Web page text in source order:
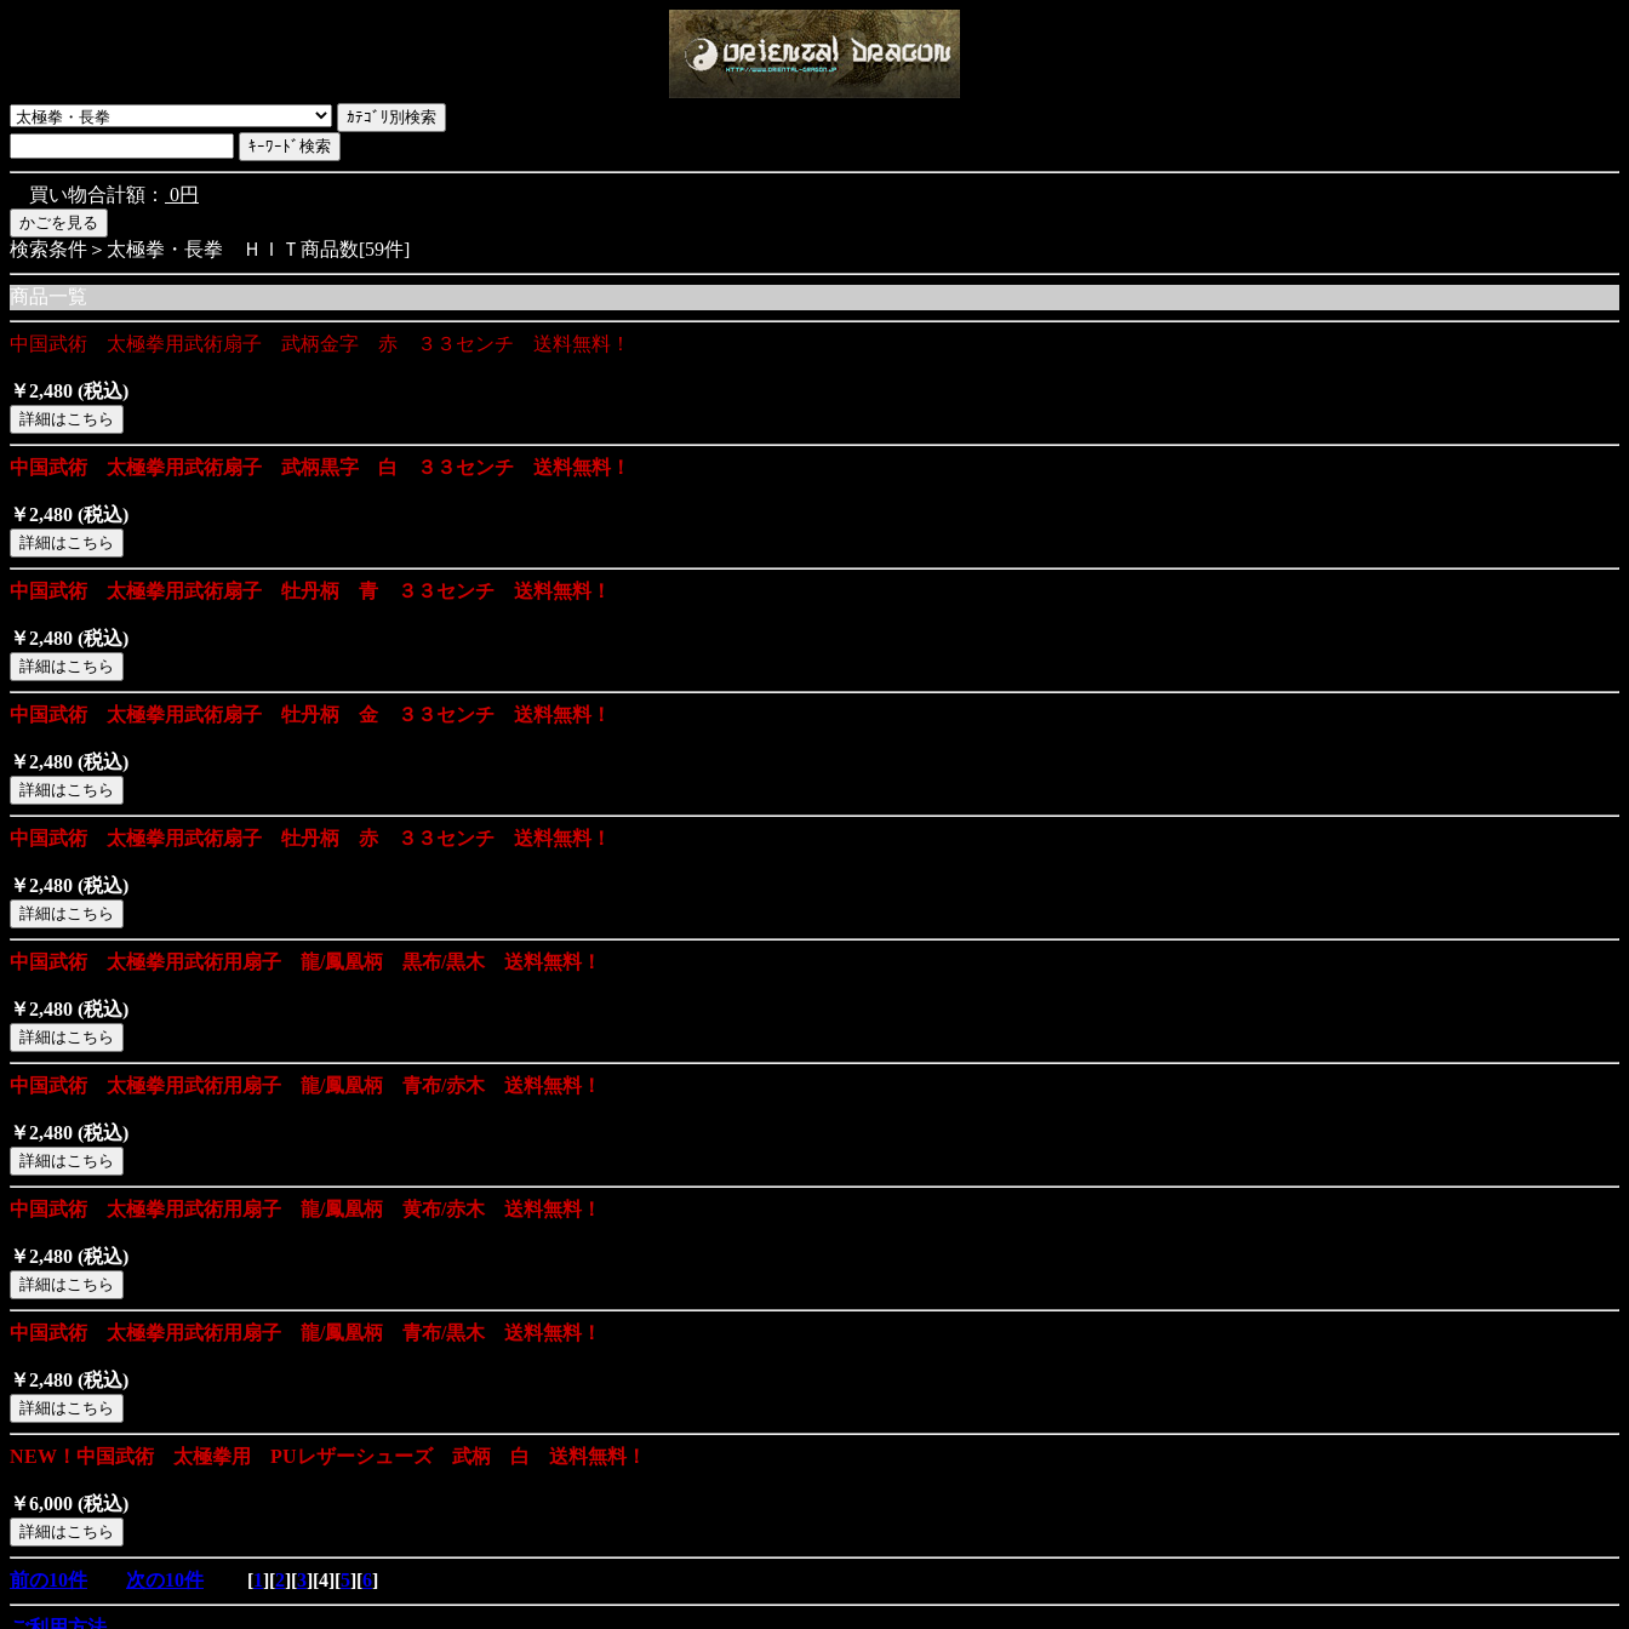
買い物合計額： 0円
検索条件＞太極拳・長拳 ＨＩＴ商品数[59件]
商品一覧
中国武術 太極拳用武術扇子 武柄金字 赤 ３３センチ 送料無料！
￥2,480 (税込)
中国武術 太極拳用武術扇子 武柄黒字 白 ３３センチ 送料無料！
￥2,480 (税込)
中国武術 太極拳用武術扇子 牡丹柄 青 ３３センチ 送料無料！
￥2,480 (税込)
中国武術 太極拳用武術扇子 牡丹柄 金 ３３センチ 送料無料！
￥2,480 (税込)
中国武術 太極拳用武術扇子 牡丹柄 赤 ３３センチ 送料無料！
￥2,480 (税込)
中国武術 太極拳用武術用扇子 龍/鳳凰柄 黒布/黒木 送料無料！
￥2,480 (税込)
中国武術 太極拳用武術用扇子 龍/鳳凰柄 青布/赤木 送料無料！
￥2,480 (税込)
中国武術 太極拳用武術用扇子 龍/鳳凰柄 黄布/赤木 送料無料！
￥2,480 (税込)
中国武術 太極拳用武術用扇子 龍/鳳凰柄 青布/黒木 送料無料！
￥2,480 (税込)
NEW！中国武術 太極拳用 PUレザーシューズ 武柄 白 送料無料！
￥6,000 (税込)
前の10件 次の10件[1][2][3][4][5][6]